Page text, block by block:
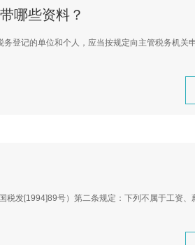
哪些资料？
登记的单位和个人，应当按规定向主管税务机关
发[1994]89号）第二条规定：下列不属于工资、